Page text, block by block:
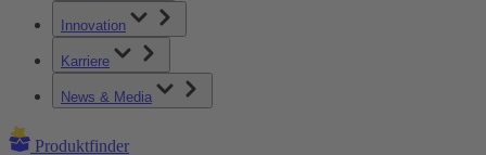
Innovation
Karriere
News & Media
Produktfinder